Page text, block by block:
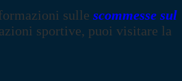
sulle scommesse sul
sportive, puoi visitare la